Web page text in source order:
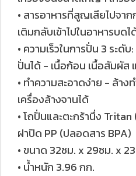
• สารอาหารที่สูญเสียไปจา
เติมกลับเข้าไปในอาหารบดไ
• ความเร็วในการปั่น 3 ระดั
ปั่นได้ - เนื้อก้อน เนื้อสัมผัส
• ทำความสะอาดง่าย - ล้าง
เครื่องล้างจานได้
• โถปั่นและตะกร้านึ่ง
ฝาปิด PP (ปลอดสาร BPA)
• ขนาด 32ซม. x 29ซม. x
• น้ำหนัก 3.96 กก.